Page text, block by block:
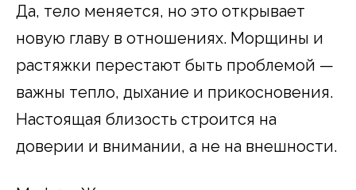
Да, тело меняется, но это открывает
новую главу в отношениях. Морщины и
растяжки перестают быть проблемой —
важны тепло, дыхание и прикосновения.
Настоящая близость строится на
доверии и внимании, а не на внешности.